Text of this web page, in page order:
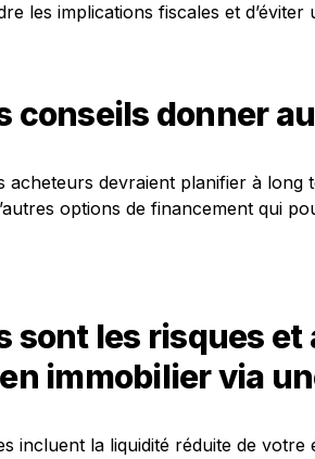
les implications fiscales et d’éviter
conseils donner
acheteurs devraient planifier à
options de financement qui
sont les risques et
immobilier via
incluent la liquidité réduite de votre